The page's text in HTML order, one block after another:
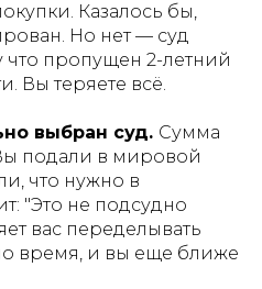
Казалось бы,
Но нет — суд
что пропущен 2-летний
Вы теряете всё.
выбран суд. Сумма
подали в мировой
что нужно в
"Это не подсудно
вас переделывать
время, и вы еще ближе